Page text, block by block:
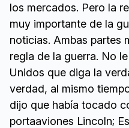
los mercados. Pero la
muy importante de la
noticias. Ambas partes
regla de la guerra. No
Unidos que diga la
verdad, al mismo
dijo que había tocado
portaaviones Lincoln;